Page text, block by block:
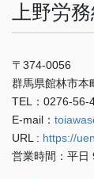
上野労
〒374-0056
群馬県館林市
TEL：0276-
E-mail：
URL : https://
営業時間：平日